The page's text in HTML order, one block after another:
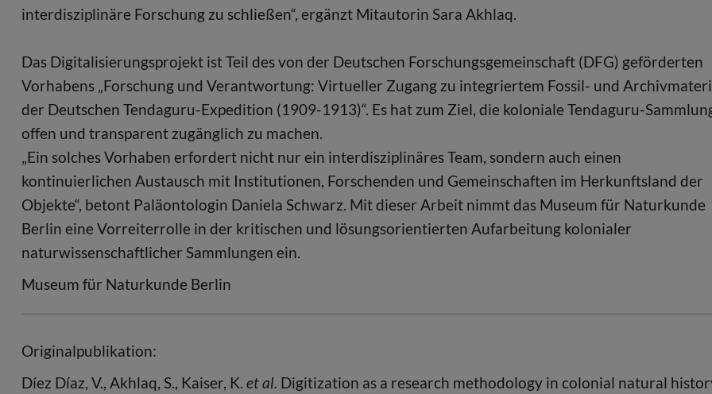
interdisziplinäre Forschung zu schließen“, ergänzt Mitautorin Sara Akhlaq.
Das Digitalisierungsprojekt ist Teil des von der Deutschen Forschungsgemeinschaft (DFG) geförderten
Vorhabens „Forschung und Verantwortung: Virtueller Zugang zu integriertem Fossil- und
der Deutschen Tendaguru-Expedition (1909-1913)“. Es hat zum Ziel, die koloniale Tendaguru-
offen und transparent zugänglich zu machen.
„Ein solches Vorhaben erfordert nicht nur ein interdisziplinäres Team, sondern auch einen
kontinuierlichen Austausch mit Institutionen, Forschenden und Gemeinschaften im Herkunftsland der
Objekte“, betont Paläontologin Daniela Schwarz. Mit dieser Arbeit nimmt das Museum für Naturkunde
Berlin eine Vorreiterrolle in der kritischen und lösungsorientierten Aufarbeitung kolonialer
naturwissenschaftlicher Sammlungen ein.
Museum für Naturkunde Berlin
Originalpublikation:
Díez Díaz, V., Akhlaq, S., Kaiser, K. et al. Digitization as a research methodology in colonial natural